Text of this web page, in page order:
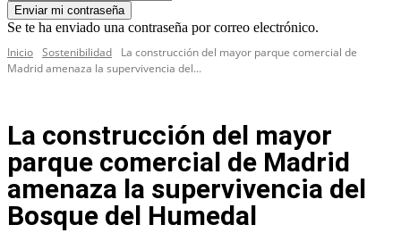
Se te ha enviado una contraseña por correo electrónico.
Inicio Sostenibilidad
La construcción del mayor parque comercial de
Madrid amenaza la supervivencia del...
La construcción del mayor
parque comercial de Madrid
amenaza la supervivencia del
Bosque del Humedal